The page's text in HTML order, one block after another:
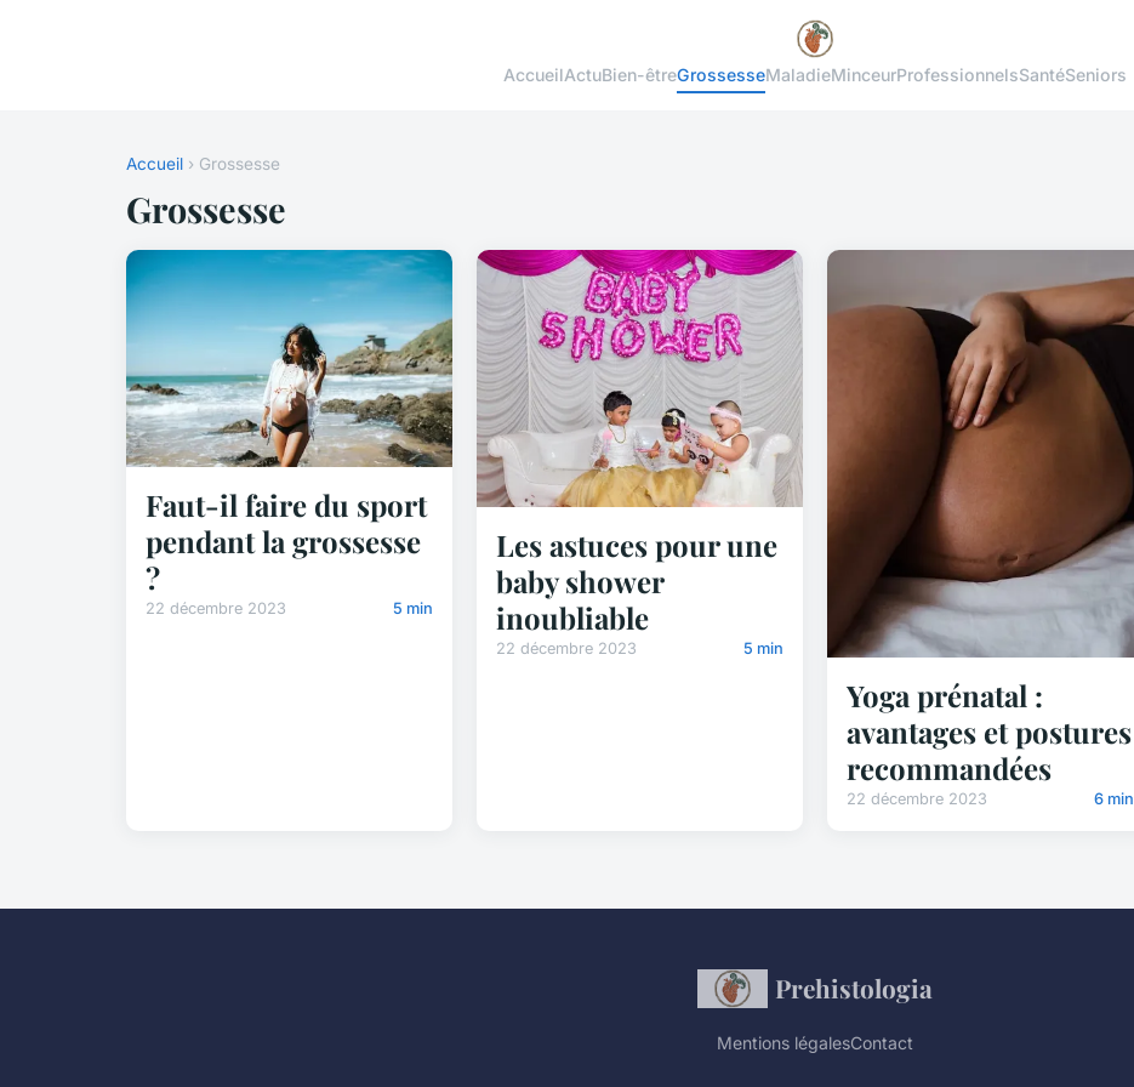
AccueilActuBien-êtreGrossesseMaladieMinceurProfessionnelsSantéSeniors
Accueil › Grossesse
Grossesse
Faut-il faire du sport
pendant la grossesse
?
22 décembre 2023 5 min
Les astuces pour une
baby shower
inoubliable
22 décembre 2023 5 min
Yoga prénatal :
avantages et postures
recommandées
22 décembre 2023 6 min
Prehistologia
Mentions légalesContact